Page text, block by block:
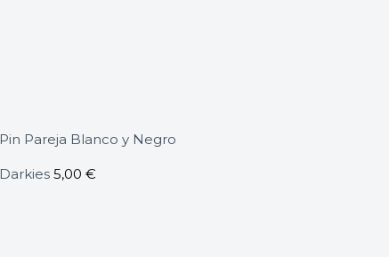
Pin Pareja Blanco y Negro
Darkies 5,00 €